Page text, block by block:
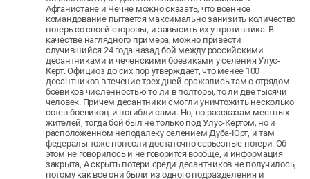
Афганистане и Чечне можно сказать, что военное
командование пытается максимально занизить количество
потерь со своей стороны, и завысить их у противника. В
качестве наглядного примера, можно привести
случившийся 24 года назад бой между российскими
десантниками и чеченскими боевиками у селения Улус-
Керт. Официоз до сих пор утверждает, что менее 100
десантников в течение трех дней сражались там с отрядом
боевиков численностью то ли в полторы, то ли две тысячи
человек. Причем десантники смогли уничтожить несколько
сотен боевиков, и погибли сами. Но, по рассказам местных
жителей, тогда бой был не только под Улус-Кертом, но и
расположенном неподалеку селением Дуба-Юрт, и там
федералы тоже понесли достаточно серьезные потери. Об
этом не говорилось и не говорится вообще, и информация
закрыта, А скрыть потери среди десантников не получилось,
потому как все они были из одного подразделения и